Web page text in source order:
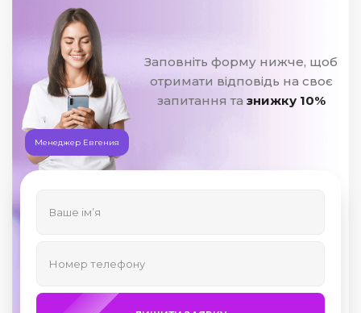
Менеджер Евгения
Заповніть форму нижче, щоб
отримати відповідь на своє
запитання та знижку 10%